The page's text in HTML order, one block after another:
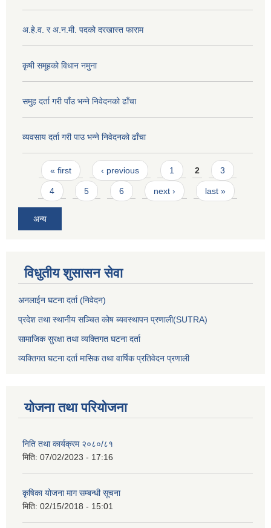
अ.हे.व. र अ.न.मी. पदको दरखास्त फाराम
कृषी समूहको विधान नमुना
समुह दर्ता गरी पाँउ भन्ने निवेदनको ढाँचा
व्यवसाय दर्ता गरी पाउ भन्ने निवेदनको ढाँचा
Pages
« first ‹ previous 1 2 3
4 5 6 next › last »
अन्य
विधुतीय शुसासन सेवा
अनलाईन घटना दर्ता (निवेदन)
प्रदेश तथा स्थानीय सञ्चित कोष ब्यवस्थापन प्रणाली(SUTRA)
सामाजिक सुरक्षा तथा व्यक्तिगत घटना दर्ता
व्यक्तिगत घटना दर्ता मासिक तथा वार्षिक प्रतिवेदन प्रणाली
योजना तथा परियोजना
निति तथा कार्यक्रम २०८०/८१
मिति: 07/02/2023 - 17:16
कृषिका योजना माग सम्बन्धी सूचना
मिति: 02/15/2018 - 15:01